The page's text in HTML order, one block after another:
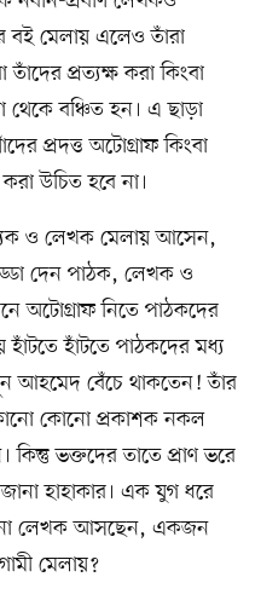
বই মেলায় এলেও তাঁরা
প্রত্যক্ষ করা কিংবা
থেকে বঞ্চিত হন। এ ছাড়া
প্রদত্ত অটোগ্রাফ কিংবা
উচিত হবে না।
ও লেখক মেলায় আসেন,
দেন পাঠক, লেখক ও
অটোগ্রাফ নিতে পাঠকদের
হাঁটতে হাঁটতে পাঠকদের মধ্য
আহমেদ বেঁচে থাকতেন! তাঁর
কোনো প্রকাশক নকল
ভক্তদের তাতে প্রাণ ভরে
হাহাকার। এক যুগ ধরে
লেখক আসছেন, একজন
মেলায়?